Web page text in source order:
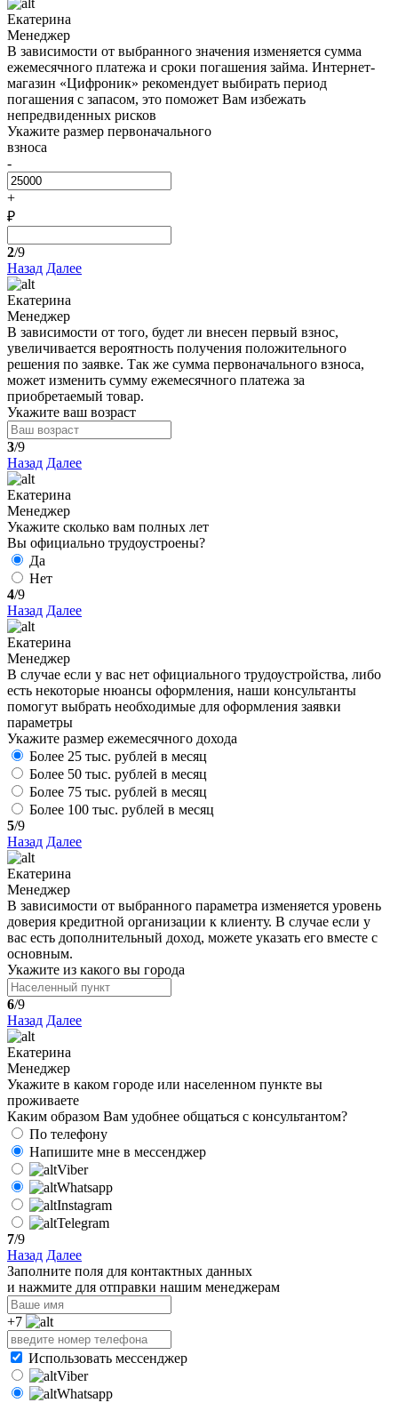
Екатерина
Менеджер
В зависимости от выбранного значения изменяется сумма
ежемесячного платежа и сроки погашения займа. Интернет-
магазин «Цифроник» рекомендует выбирать период
погашения с запасом, это поможет Вам избежать
непредвиденных рисков
Укажите размер первоначального
взноса
-
+
₽
2/9
Назад Далее
Екатерина
Менеджер
В зависимости от того, будет ли внесен первый взнос,
увеличивается вероятность получения положительного
решения по заявке. Так же сумма первоначального взноса,
может изменить сумму ежемесячного платежа за
приобретаемый товар.
Укажите ваш возраст
3/9
Назад Далее
Екатерина
Менеджер
Укажите сколько вам полных лет
Вы официально трудоустроены?
Да
Нет
4/9
Назад Далее
Екатерина
Менеджер
В случае если у вас нет официального трудоустройства, либо
есть некоторые нюансы оформления, наши консультанты
помогут выбрать необходимые для оформления заявки
параметры
Укажите размер ежемесячного дохода
Более 25 тыс. рублей в месяц
Более 50 тыс. рублей в месяц
Более 75 тыс. рублей в месяц
Более 100 тыс. рублей в месяц
5/9
Назад Далее
Екатерина
Менеджер
В зависимости от выбранного параметра изменяется уровень
доверия кредитной организации к клиенту. В случае если у
вас есть дополнительный доход, можете указать его вместе с
основным.
Укажите из какого вы города
6/9
Назад Далее
Екатерина
Менеджер
Укажите в каком городе или населенном пункте вы
проживаете
Каким образом Вам удобнее общаться с консультантом?
По телефону
Напишите мне в мессенджер
Viber
Whatsapp
Instagram
Telegram
7/9
Назад Далее
Заполните поля для контактных данных
и нажмите для отправки нашим менеджерам
+7
Использовать мессенджер
Viber
Whatsapp